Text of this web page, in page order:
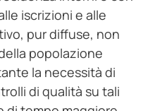
iscrizioni e alle
pur diffuse, non
popolazione
la necessità di
di qualità su tali